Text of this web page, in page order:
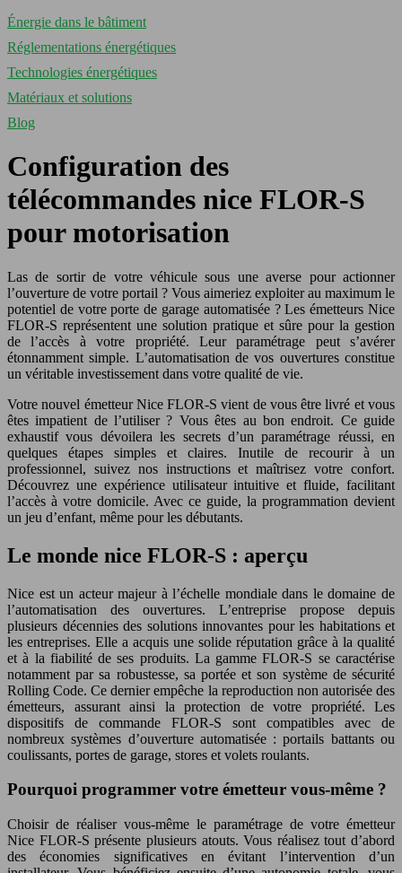
Énergie dans le bâtiment
Réglementations énergétiques
Technologies énergétiques
Matériaux et solutions
Blog
Configuration des
télécommandes nice FLOR-S
pour motorisation
Las de sortir de votre véhicule sous une averse pour actionner
l’ouverture de votre portail ? Vous aimeriez exploiter au maximum le
potentiel de votre porte de garage automatisée ? Les émetteurs Nice
FLOR-S représentent une solution pratique et sûre pour la gestion
de l’accès à votre propriété. Leur paramétrage peut s’avérer
étonnamment simple. L’automatisation de vos ouvertures constitue
un véritable investissement dans votre qualité de vie.
Votre nouvel émetteur Nice FLOR-S vient de vous être livré et vous
êtes impatient de l’utiliser ? Vous êtes au bon endroit. Ce guide
exhaustif vous dévoilera les secrets d’un paramétrage réussi, en
quelques étapes simples et claires. Inutile de recourir à un
professionnel, suivez nos instructions et maîtrisez votre confort.
Découvrez une expérience utilisateur intuitive et fluide, facilitant
l’accès à votre domicile. Avec ce guide, la programmation devient
un jeu d’enfant, même pour les débutants.
Le monde nice FLOR-S : aperçu
Nice est un acteur majeur à l’échelle mondiale dans le domaine de
l’automatisation des ouvertures. L’entreprise propose depuis
plusieurs décennies des solutions innovantes pour les habitations et
les entreprises. Elle a acquis une solide réputation grâce à la qualité
et à la fiabilité de ses produits. La gamme FLOR-S se caractérise
notamment par sa robustesse, sa portée et son système de sécurité
Rolling Code. Ce dernier empêche la reproduction non autorisée des
émetteurs, assurant ainsi la protection de votre propriété. Les
dispositifs de commande FLOR-S sont compatibles avec de
nombreux systèmes d’ouverture automatisée : portails battants ou
coulissants, portes de garage, stores et volets roulants.
Pourquoi programmer votre émetteur vous-même ?
Choisir de réaliser vous-même le paramétrage de votre émetteur
Nice FLOR-S présente plusieurs atouts. Vous réalisez tout d’abord
des économies significatives en évitant l’intervention d’un